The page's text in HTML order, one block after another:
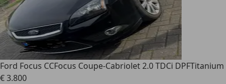
Ford Focus CCFocus Coupe-Cabriolet 2.0 TDCi DPFTitanium
€ 3.800